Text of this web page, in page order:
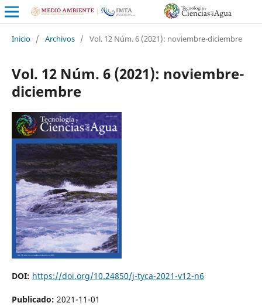
Inicio / Archivos / Vol. 12 Núm. 6 (2021): noviembre-diciembre
Vol. 12 Núm. 6 (2021): noviembre-
diciembre
DOI: https://doi.org/10.24850/j-tyca-2021-v12-n6
Publicado: 2021-11-01